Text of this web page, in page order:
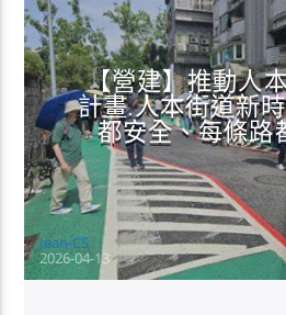
【營建】推動人
計畫.人本街道新
都安全、每條路
Jean-CS
2026-04-13